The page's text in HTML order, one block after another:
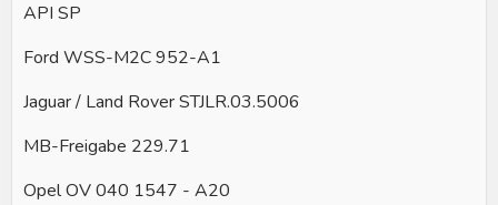
API SP
Ford WSS-M2C 952-A1
Jaguar / Land Rover STJLR.03.5006
MB-Freigabe 229.71
Opel OV 040 1547 - A20